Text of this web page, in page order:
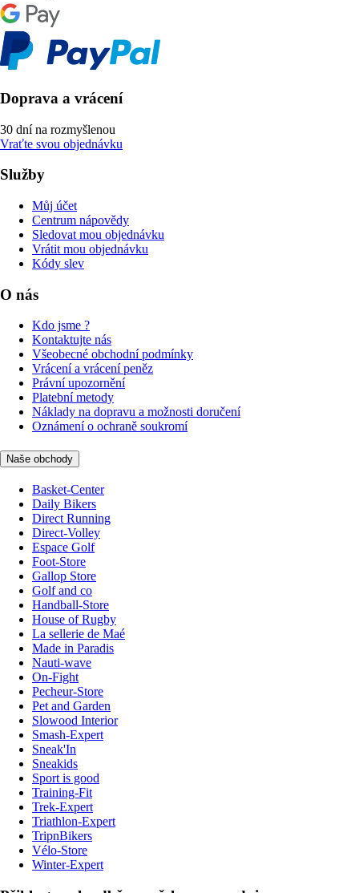
Doprava a vrácení
30 dní na rozmyšlenou
Vraťte svou objednávku
Služby
Můj účet
Centrum nápovědy
Sledovat mou objednávku
Vrátit mou objednávku
Kódy slev
O nás
Kdo jsme ?
Kontaktujte nás
Všeobecné obchodní podmínky
Vrácení a vrácení peněz
Právní upozornění
Platební metody
Náklady na dopravu a možnosti doručení
Oznámení o ochraně soukromí
Naše obchody
Basket-Center
Daily Bikers
Direct Running
Direct-Volley
Espace Golf
Foot-Store
Gallop Store
Golf and co
Handball-Store
House of Rugby
La sellerie de Maé
Made in Paradis
Nauti-wave
On-Fight
Pecheur-Store
Pet and Garden
Slowood Interior
Smash-Expert
Sneak'In
Sneakids
Sport is good
Training-Fit
Trek-Expert
Triathlon-Expert
TripnBikers
Vélo-Store
Winter-Expert